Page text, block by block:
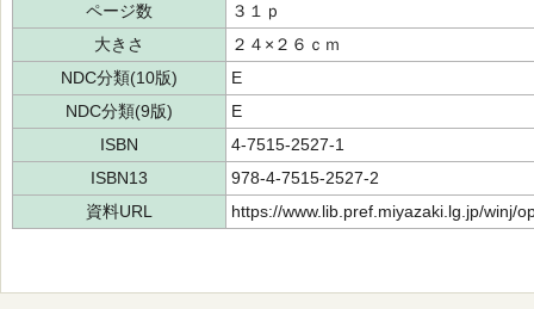
ページ数
３１ｐ
大きさ
２４×２６ｃｍ
NDC分類(10版)
E
NDC分類(9版)
E
ISBN
4-7515-2527-1
ISBN13
978-4-7515-2527-2
資料URL
https://www.lib.pref.miyazaki.lg.jp/winj/